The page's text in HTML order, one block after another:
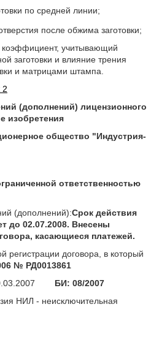
по средней линии;
после обжима заготовки;
коэффициент, учитывающий
заготовки и влияние трения
и матрицами штампа.
2
(дополнений) лицензионного
изобретения
общество "Индустрия-
ответственностью
(дополнений):Срок действия
до 02.07.2008. Внесены
касающиеся платежей.
регистрации договора, в который
№ РД0013861
БИ: 08/2007
НИЛ - неисключительная